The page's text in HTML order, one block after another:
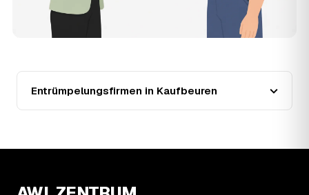
(Etage, Aufzug), Menge und Sperrmüllanteil verschieben
den Preis nach oben oder unten — den genauen
Festpreis nennt Ihnen der Entrümpler nach kurzer
Seit 2020 verlief die Preisentwicklung in Kaufbeuren
fallend (−17 %), mit dem bisherigen Höchststand im Jahr
Warum schwankt der Preis zwischen 620 und
Entrümpelungsfirmen in Kaufbeuren